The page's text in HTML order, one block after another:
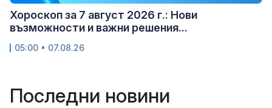
Хороскоп за 7 август 2026 г.: Нови
възможности и важни решения...
05:00 • 07.08.26
Последни новини